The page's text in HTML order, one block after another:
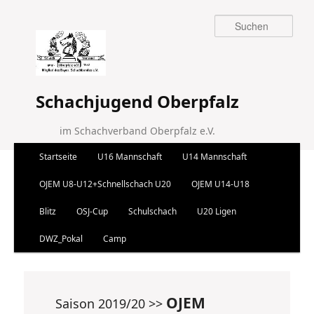
Schachjugend Oberpfalz
im Schachverband Oberpfalz e.V.
Suchen
Zum Inhalt wechseln
Zum sekundären Inhalt wechseln
Startseite U16 Mannschaft U14 Mannschaft
OJEM U8-U12+Schnellschach U20 OJEM U14-U18
Blitz OSJ-Cup Schulschach U20 Ligen
DWZ_Pokal Camp
Saison 2019/20 >> OJEM